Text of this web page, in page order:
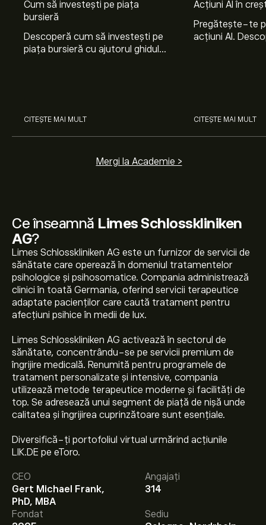
Ce înseamnă Limes Schlosskliniken
AG?
Limes Schlosskliniken AG este un furnizor de servicii de
sănătate care operează în domeniul tratamentelor
psihologice și psihosomatice. Compania administrează
clinici în toată Germania, oferind servicii terapeutice
adaptate pacienților care caută tratament pentru
afecțiuni psihice în medii de lux.
Limes Schlosskliniken AG activează în sectorul de
sănătate, concentrându-se pe servicii premium de
îngrijire medicală. Renumită pentru programele de
tratament personalizate și intensive, compania
utilizează metode terapeutice moderne și facilități de
top. Se adresează unui segment de piață de nișă unde
calitatea și îngrijirea cuprinzătoare sunt esențiale.
Diversifică-ți portofoliul virtual urmărind acțiunile
LIK.DE pe eToro.
CEO
Gert Michael Frank,
PhD, MBA
Angajați
314
Fondat
Sediu
Cum să investești pe piața
bursieră
Descoperă cum să investești pe
piața bursieră cu ajutorul ghidului
CITEȘTE MAI MULT
Acțiuni AI în
Pregătește-te
acțiuni AI.
CITEȘTE MAI MULT
Mergi la Academie >
Prețul actual al acțiunilor LIK.DE este 570.00‎€‎.
Prețul țintă mediu pentru acțiunile Limes